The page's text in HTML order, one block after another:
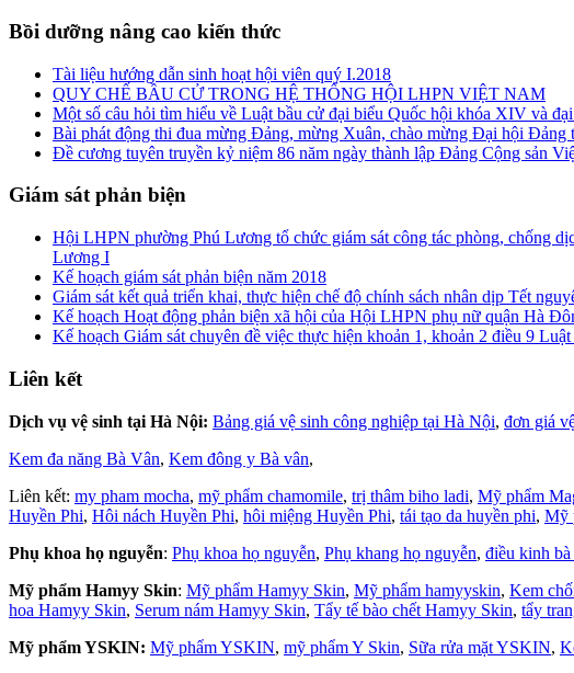
Bồi dưỡng nâng cao kiến thức
Tài liệu hướng dẫn sinh hoạt hội viên quý I.2018
QUY CHẾ BẦU CỬ TRONG HỆ THỐNG HỘI LHPN VIỆT NAM
Một số câu hỏi tìm hiểu về Luật bầu cử đại biểu Quốc hội khóa XIV và
Bài phát động thi đua mừng Đảng, mừng Xuân, chào mừng Đại hội
Đề cương tuyên truyền kỷ niệm 86 năm ngày thành lập Đảng Cộng sản
Giám sát phản biện
Hội LHPN phường Phú Lương tổ chức giám sát công tác phòng, chống
Lương I
Kế hoạch giám sát phản biện năm 2018
Giám sát kết quả triển khai, thực hiện chế độ chính sách nhân dịp Tết
Kế hoạch Hoạt động phản biện xã hội của Hội LHPN phụ nữ quận Hà
Kế hoạch Giám sát chuyên đề việc thực hiện khoản 1, khoản 2 điều 9
Liên kết
Dịch vụ vệ sinh tại Hà Nội: Bảng giá vệ sinh công nghiệp tại Hà Nội, đơn giá
Kem đa năng Bà Vân, Kem đông y Bà vân,
Liên kết: my pham mocha, mỹ phẩm chamomile, trị thâm biho ladi, Mỹ phẩm
Huyền Phi, Hôi nách Huyền Phi, hôi miệng Huyền Phi, tái tạo da huyền phi, Mỹ
Phụ khoa họ nguyễn: Phụ khoa họ nguyễn, Phụ khang họ nguyễn, điều kinh
Mỹ phẩm Hamyy Skin: Mỹ phẩm Hamyy Skin, Mỹ phẩm hamyyskin, Kem
hoa Hamyy Skin, Serum nám Hamyy Skin, Tẩy tế bào chết Hamyy Skin, tẩy
Mỹ phẩm YSKIN: Mỹ phẩm YSKIN, mỹ phẩm Y Skin, Sữa rửa mặt YSKIN,